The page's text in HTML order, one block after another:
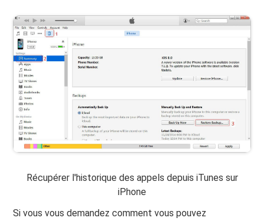
Récupérer l'historique des appels depuis iTunes sur
iPhone
Si vous vous demandez comment vous pouvez